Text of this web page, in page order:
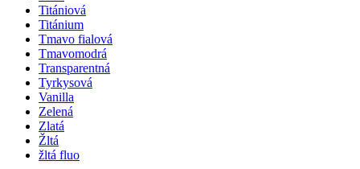
Titániová
Titánium
Tmavo fialová
Tmavomodrá
Transparentná
Tyrkysová
Vanilla
Zelená
Zlatá
Žltá
žltá fluo